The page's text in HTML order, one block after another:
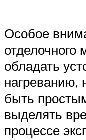
Особое
обладать
нагреванию,
быть
выделять
процессе